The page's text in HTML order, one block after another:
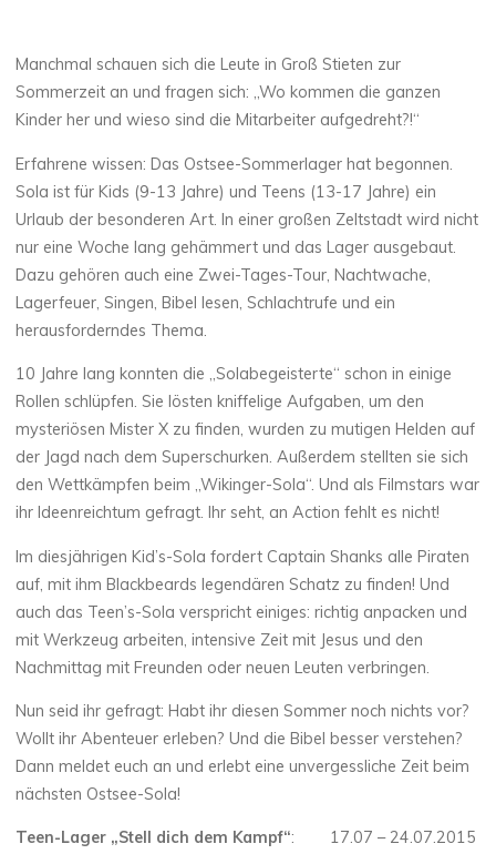
Manchmal schauen sich die Leute in Groß Stieten zur
Sommerzeit an und fragen sich: „Wo kommen die ganzen
Kinder her und wieso sind die Mitarbeiter aufgedreht?!“
Erfahrene wissen: Das Ostsee-Sommerlager hat begonnen.
Sola ist für Kids (9-13 Jahre) und Teens (13-17 Jahre) ein
Urlaub der besonderen Art. In einer großen Zeltstadt wird nicht
nur eine Woche lang gehämmert und das Lager ausgebaut.
Dazu gehören auch eine Zwei-Tages-Tour, Nachtwache,
Lagerfeuer, Singen, Bibel lesen, Schlachtrufe und ein
herausforderndes Thema.
10 Jahre lang konnten die „Solabegeisterte“ schon in einige
Rollen schlüpfen. Sie lösten kniffelige Aufgaben, um den
mysteriösen Mister X zu finden, wurden zu mutigen Helden auf
der Jagd nach dem Superschurken. Außerdem stellten sie sich
den Wettkämpfen beim „Wikinger-Sola“. Und als Filmstars war
ihr Ideenreichtum gefragt. Ihr seht, an Action fehlt es nicht!
Im diesjährigen Kid’s-Sola fordert Captain Shanks alle Piraten
auf, mit ihm Blackbeards legendären Schatz zu finden! Und
auch das Teen’s-Sola verspricht einiges: richtig anpacken und
mit Werkzeug arbeiten, intensive Zeit mit Jesus und den
Nachmittag mit Freunden oder neuen Leuten verbringen.
Nun seid ihr gefragt: Habt ihr diesen Sommer noch nichts vor?
Wollt ihr Abenteuer erleben? Und die Bibel besser verstehen?
Dann meldet euch an und erlebt eine unvergessliche Zeit beim
nächsten Ostsee-Sola!
Teen-Lager „Stell dich dem Kampf“: 17.07 – 24.07.2015